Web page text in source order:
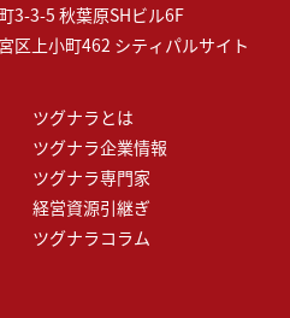
3-3-5 秋葉原SHビル6F
区上小町462 シティパルサイト
ツグナラとは
ツグナラ企業情報
ツグナラ専門家
経営資源引継ぎ
ツグナラコラム